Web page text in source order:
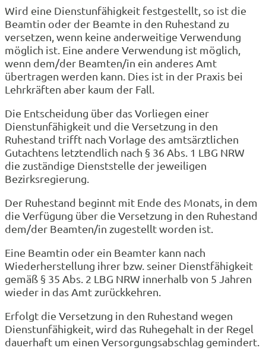
Wird eine Dienstunfähigkeit festgestellt, so ist die
Beamtin oder der Beamte in den Ruhestand zu
versetzen, wenn keine anderweitige Verwendung
möglich ist. Eine andere Verwendung ist möglich,
wenn dem/der Beamten/in ein anderes Amt
übertragen werden kann. Dies ist in der Praxis bei
Lehrkräften aber kaum der Fall.
Die Entscheidung über das Vorliegen einer
Dienstunfähigkeit und die Versetzung in den
Ruhestand trifft nach Vorlage des amtsärztlichen
Gutachtens letztendlich nach § 36 Abs. 1 LBG NRW
die zuständige Dienststelle der jeweiligen
Bezirksregierung.
Der Ruhestand beginnt mit Ende des Monats, in dem
die Verfügung über die Versetzung in den Ruhestand
dem/der Beamten/in zugestellt worden ist.
Eine Beamtin oder ein Beamter kann nach
Wiederherstellung ihrer bzw. seiner Dienstfähigkeit
gemäß § 35 Abs. 2 LBG NRW innerhalb von 5 Jahren
wieder in das Amt zurückkehren.
Erfolgt die Versetzung in den Ruhestand wegen
Dienstunfähigkeit, wird das Ruhegehalt in der Regel
dauerhaft um einen Versorgungsabschlag gemindert.